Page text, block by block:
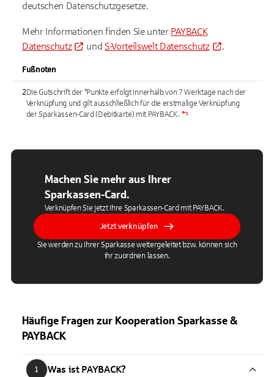
deutschen Datenschutzgesetze.
Mehr Informationen finden Sie unter PAYBACK
Datenschutz
und S-Vorteilswelt Datenschutz .​
Fußnoten
2Die Gutschrift der °Punkte erfolgt innerhalb von 7 Werktage nach der
Verknüpfung und gilt ausschließlich für die erstmalige Verknüpfung
der Sparkassen-Card (Debitkarte) mit PAYBACK.
Machen Sie mehr aus Ihrer
Sparkassen-Card.
Verknüpfen Sie jetzt Ihre Sparkassen-Card mit PAYBACK.
Jetzt verknüpfen
Sie werden zu Ihrer Sparkasse weitergeleitet bzw. können sich
ihr zuordnen lassen.
Häufige Fragen zur Kooperation Sparkasse &
PAYBACK
1 Was ist PAYBACK?